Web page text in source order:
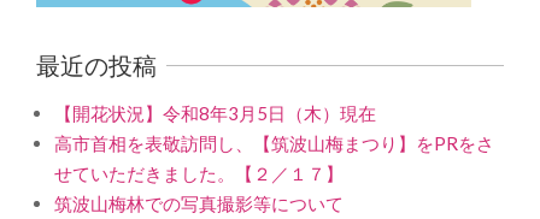
最近の投稿
【開花状況】令和8年3月5日（木）現在
高市首相を表敬訪問し、【筑波山梅まつり】をPRをさ
せていただきました。【２／１７】
筑波山梅林での写真撮影等について